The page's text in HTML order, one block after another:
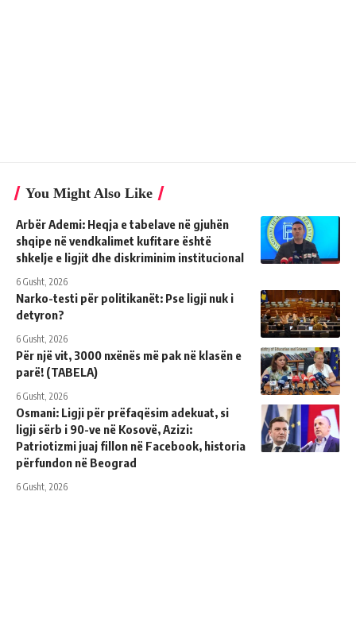
You Might Also Like
Arbër Ademi: Heqja e tabelave në gjuhën
shqipe në vendkalimet kufitare është
shkelje e ligjit dhe diskriminim institucional
6 Gusht, 2026
Narko-testi për politikanët: Pse ligji nuk i
detyron?
6 Gusht, 2026
Për një vit, 3000 nxënës më pak në klasën e
parë! (TABELA)
6 Gusht, 2026
Osmani: Ligji për prëfaqësim adekuat, si
ligji sërb i 90-ve në Kosovë, Azizi:
Patriotizmi juaj fillon në Facebook, historia
përfundon në Beograd
6 Gusht, 2026